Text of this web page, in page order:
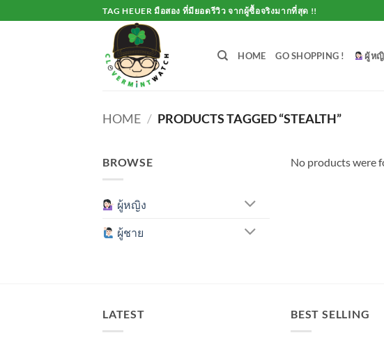
to
TAG HEUER มือสอง ที่มียอดรีวิว จากผู้ซื้อจริงมากที่สุด !!
HOME GO SHOPPING ! ผู้หญิ
HOME / PRODUCTS TAGGED “STEALTH”
BROWSE
ผู้หญิง
ผู้ชาย
No products were
LATEST BEST SELLING